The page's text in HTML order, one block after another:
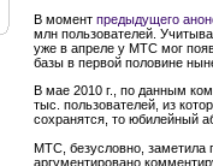
В момент предыдущего
млн пользователей.
уже в апреле у МТС мог
базы в первой половине
В мае 2010 г., по данным
тыс. пользователей, из
сохранятся, то юбилейный
МТС, безусловно, заметила
аргументировано